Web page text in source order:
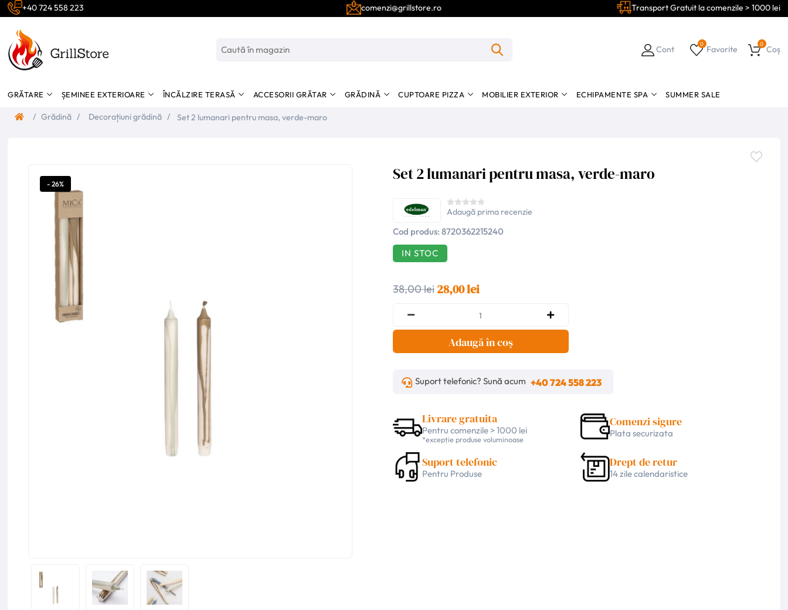
+40 724 558 223 comenzi@grillstore.ro Transport Gratuit la comenzile > 1000 lei
Cont Favorite
0
Coș
0
GRĂTARE ȘEMINEE EXTERIOARE ÎNCĂLZIRE TERASĂ ACCESORII GRĂTAR GRĂDINĂ CUPTOARE PIZZA MOBILIER EXTERIOR ECHIPAMENTE SPA SUMMER SALE
/ Grădină / Decorațiuni grădină / Set 2 lumanari pentru masa, verde-maro
- 26%
Set 2 lumanari pentru masa, verde-maro
Adaugă prima recenzie
Cod produs: 8720362215240
IN STOC
38,00 lei 28,00 lei
Adaugă în coș
Suport telefonic? Sună acum +40 724 558 223
Livrare gratuita
Pentru comenzile > 1000 lei
*excepție produse voluminoase
Comenzi sigure
Plata securizata
Suport telefonic
Pentru Produse
Drept de retur
14 zile calendaristice